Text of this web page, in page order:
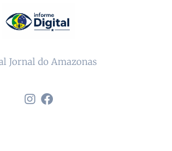
Jornal do Amazonas